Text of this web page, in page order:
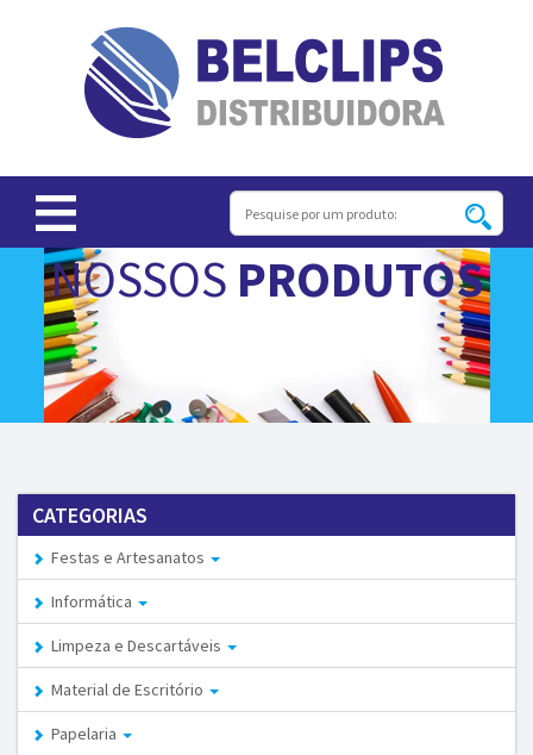
NOSSOS PRODUTOS
CATEGORIAS
Festas e Artesanatos
Informática
Limpeza e Descartáveis
Material de Escritório
Papelaria